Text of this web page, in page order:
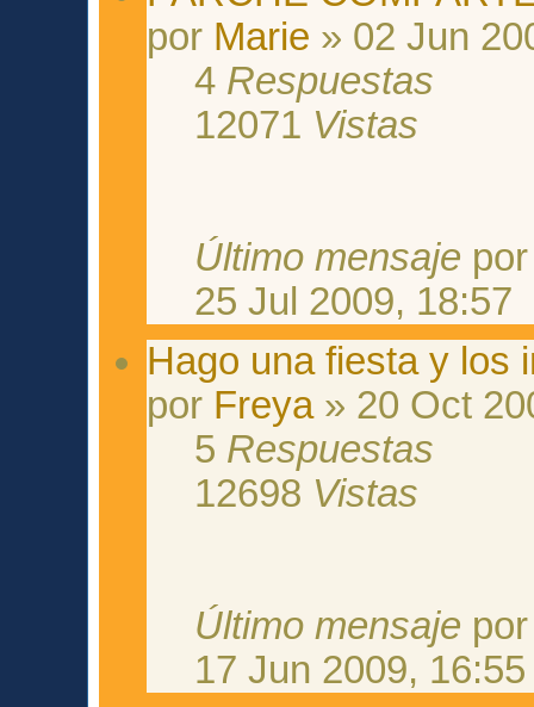
por Marie » 02 Jun
4 Respuestas
12071 Vistas
Último mensaje
25 Jul 2009, 18:57
Hago una fiesta y los
por Freya» 20 Oct
5 Respuestas
12698 Vistas
Último mensaje
17 Jun 2009, 16:55